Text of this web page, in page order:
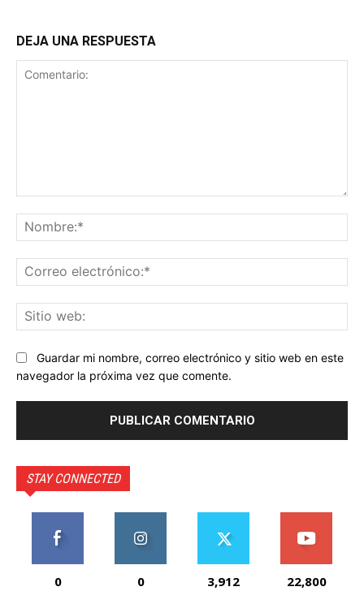
DEJA UNA RESPUESTA
Guardar mi nombre, correo electrónico y sitio web en este
navegador la próxima vez que comente.
STAY CONNECTED
0 0 3,912 22,800